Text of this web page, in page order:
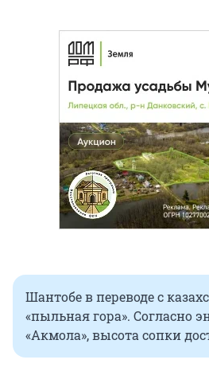
Шантобе в переводе с
«пыльная гора». Согласно
«Акмола», высота сопки